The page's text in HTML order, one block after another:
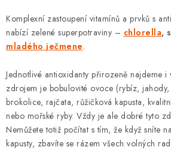
Komplexní zastoupení vitamínů a prvků s
nabízí zelené superpotraviny – chlorella,
mladého ječmene.
Jednotlivé antioxidanty přirozeně najdeme i
zdrojem je bobulovité ovoce (rybíz,
brokolice, rajčata, růžičková kapusta,
nebo mořské ryby. Vždy je ale dobré tyto
Nemůžete totiž počítat s tím, že když sníte
kapusty, zbavíte se rázem všech volných